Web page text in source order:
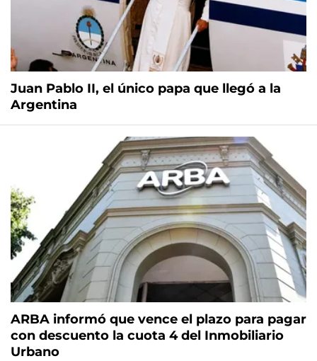
Juan Pablo II, el único papa que llegó a la
Argentina
ARBA informó que vence el plazo para pagar
con descuento la cuota 4 del Inmobiliario
Urbano